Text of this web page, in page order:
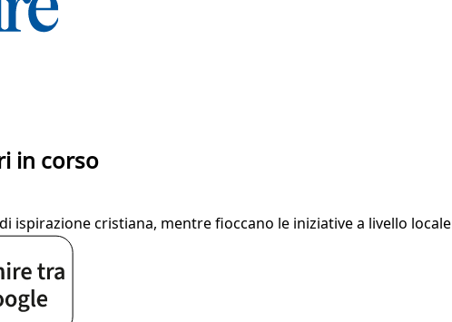
in corso
ispirazione cristiana, mentre fioccano le iniziative a livello locale